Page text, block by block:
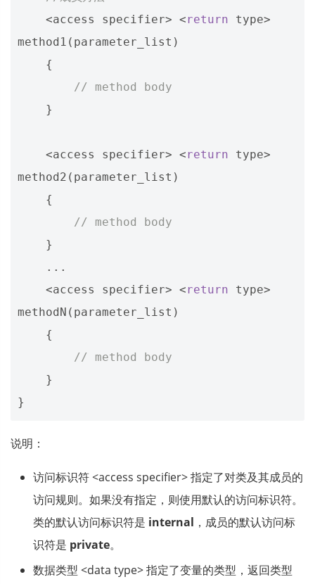
<access specifier> <return type>
method1 ( parameter_list )
{
// method body
}
<access specifier> <return type>
method2 ( parameter_list )
{
// method body
}
...
<access specifier> <return type>
methodN ( parameter_list )
{
// method body
}
}
说明：
访问标识符 <access specifier> 指定了对类及其成员的
访问规则。如果没有指定，则使用默认的访问标识符。
类的默认访问标识符是 internal ，成员的默认访问标
识符是 private。
数据类型 <data type> 指定了变量的类型，返回类型